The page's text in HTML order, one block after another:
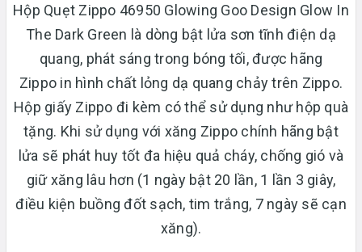
Hộp Quẹt Zippo 46950 Glowing Goo Design Glow In
The Dark Green là dòng bật lửa sơn tĩnh điện dạ
quang, phát sáng trong bóng tối, được hãng
Zippo in hình chất lỏng dạ quang chảy trên Zippo.
Hộp giấy Zippo đi kèm có thể sử dụng như hộp quà
tặng. Khi sử dụng với xăng Zippo chính hãng bật
lửa sẽ phát huy tốt đa hiệu quả cháy, chống gió và
giữ xăng lâu hơn (1 ngày bật 20 lần, 1 lần 3 giây,
điều kiện buồng đốt sạch, tim trắng, 7 ngày sẽ cạn
xăng).